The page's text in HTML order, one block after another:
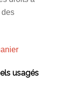
des
usagés